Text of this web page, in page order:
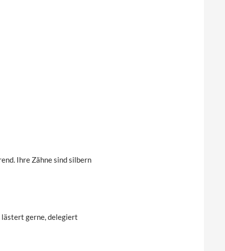
Ihre Zähne sind silbern
gerne, delegiert